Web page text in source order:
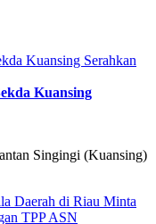
Kuansing
Singingi (Kuansing)